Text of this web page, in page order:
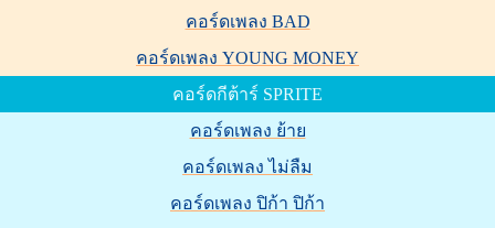
คอร์ดเพลง BAD
คอร์ดเพลง YOUNG MONEY
คอร์ดกีต้าร์ SPRITE
คอร์ดเพลง ย้าย
คอร์ดเพลง ไม่ลืม
คอร์ดเพลง ปิก้า ปิก้า